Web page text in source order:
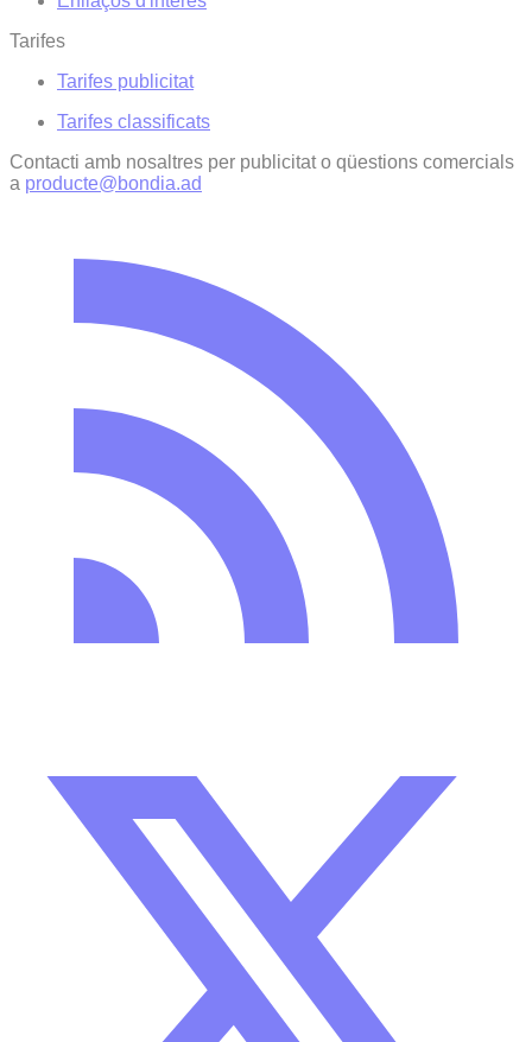
Tarifes
Tarifes publicitat
Tarifes classificats
Contacti amb nosaltres per publicitat o qüestions comercials
a producte@bondia.ad